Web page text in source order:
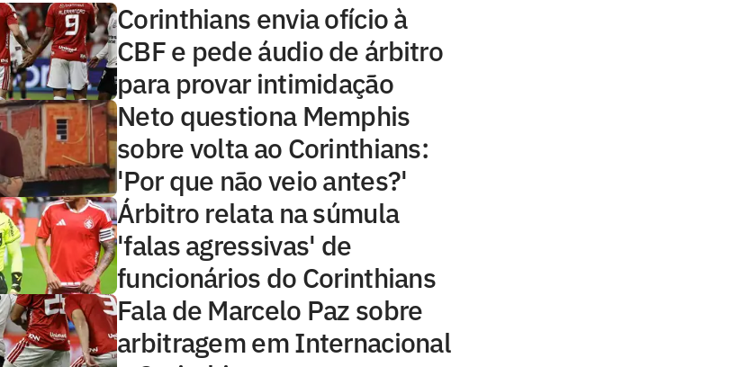
Corinthians envia ofício à
CBF e pede áudio de árbitro
para provar intimidação
Neto questiona Memphis
sobre volta ao Corinthians:
'Por que não veio antes?'
Árbitro relata na súmula
'falas agressivas' de
funcionários do Corinthians
Fala de Marcelo Paz sobre
arbitragem em Internacional